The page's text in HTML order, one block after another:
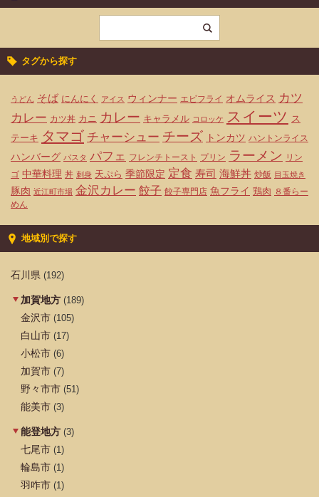
タグから探す
うどん そば にんにく アイス ウィンナー エビフライ オムライス カツ
カレー カツ丼 カニ カレー キャラメル コロッケ スイーツ ス
テーキ タマゴ チャーシュー チーズ トンカツ ハントンライス
ハンバーグ パスタ パフェ フレンチトースト プリン ラーメン リン
ゴ 中華料理 丼 刺身 天ぷら 季節限定 定食 寿司 海鮮丼 炒飯 目玉焼き
豚肉 近江町市場 金沢カレー 餃子 餃子専門店 魚フライ 鶏肉 ８番らー
めん
地域別で探す
石川県 (192)
加賀地方 (189)
金沢市 (105)
白山市 (17)
小松市 (6)
加賀市 (7)
野々市市 (51)
能美市 (3)
能登地方 (3)
七尾市 (1)
輪島市 (1)
羽咋市 (1)